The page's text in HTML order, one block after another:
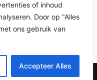
of inhoud
Door op "Alles
ons gebruik van
Accepteer Alles
God